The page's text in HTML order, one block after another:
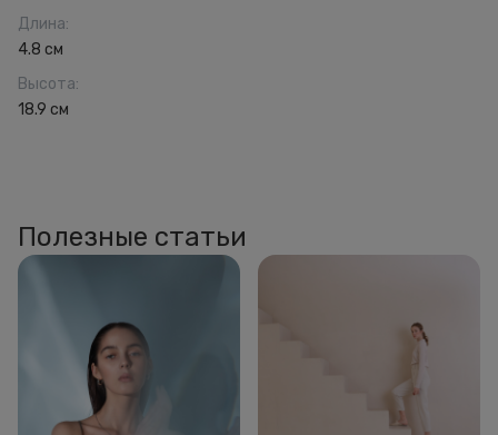
Длина:
4.8 см
Высота:
18.9 см
Полезные статьи